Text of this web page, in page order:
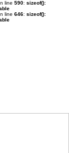
line 590: sizeof():
line 646: sizeof():